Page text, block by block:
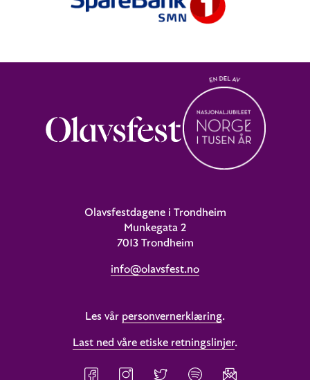
Olavsfestdagene i Trondheim
Munkegata 2
7013 Trondheim
info@olavsfest.no
Les vår personvernerklæring.
Last ned våre etiske retningslinjer.